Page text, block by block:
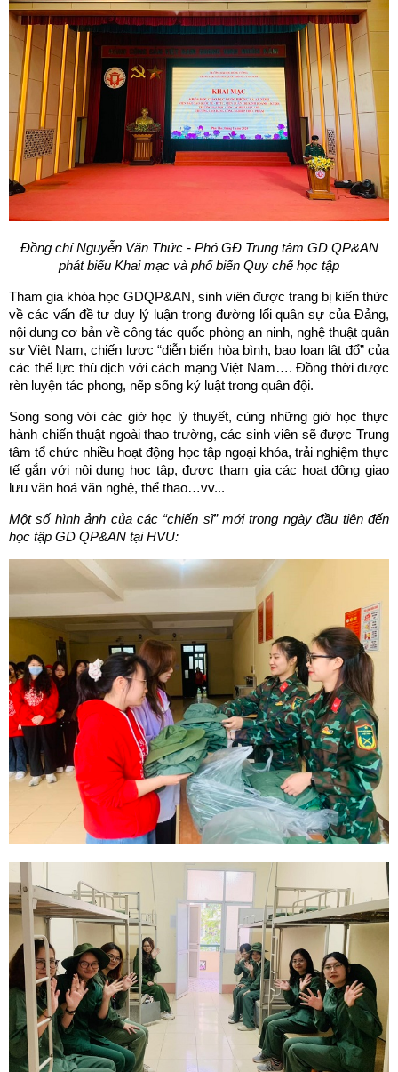
Đồng chí Nguyễn Văn Thức - Phó GĐ Trung tâm GD QP&AN
phát biểu Khai mạc và phổ biến Quy chế học tập
Tham gia khóa học GDQP&AN, sinh viên được trang bị kiến thức
về các vấn đề tư duy lý luận trong đường lối quân sự của Đảng,
nội dung cơ bản về công tác quốc phòng an ninh, nghệ thuật quân
sự Việt Nam, chiến lược “diễn biến hòa bình, bạo loạn lật đổ” của
các thế lực thù địch với cách mạng Việt Nam…. Đồng thời được
rèn luyện tác phong, nếp sống kỷ luật trong quân đội.
Song song với các giờ học lý thuyết, cùng những giờ học thực
hành chiến thuật ngoài thao trường, các sinh viên sẽ được Trung
tâm tổ chức nhiều hoạt động học tập ngoại khóa, trải nghiệm thực
tế gắn với nội dung học tập, được tham gia các hoạt động giao
lưu văn hoá văn nghệ, thể thao…vv...
Một số hình ảnh của các “chiến sĩ” mới trong ngày đầu tiên đến
học tập GD QP&AN tại HVU: